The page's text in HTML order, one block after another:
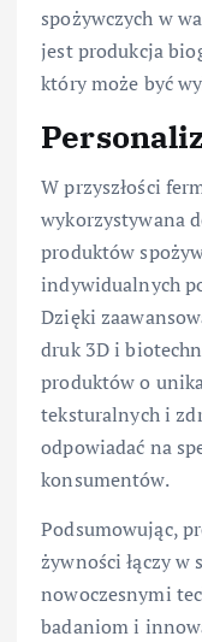
spożywczych w
jest produkcja
który może być
W przyszłości
wykorzystywana
produktów
indywidualnych
Dzięki
druk 3D i
produktów o
teksturalnych i
odpowiadać na
konsumentów.
Podsumowując,
żywności łączy w
nowoczesnymi
badaniom i